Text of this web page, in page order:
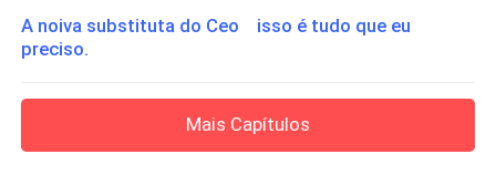
A noiva substituta do Ceo isso é tudo que eu
preciso.
Mais Capítulos